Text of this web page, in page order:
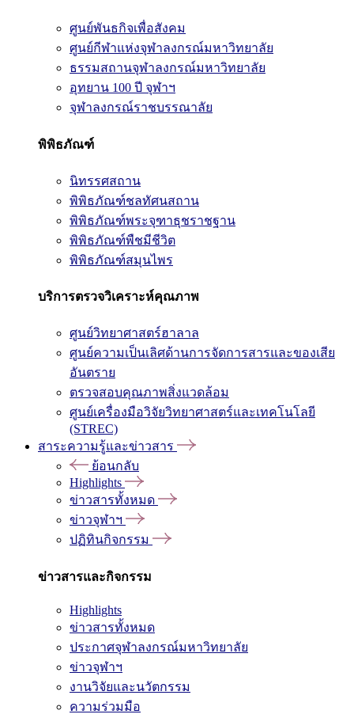
ศูนย์พันธกิจเพื่อสังคม
ศูนย์กีฬาแห่งจุฬาลงกรณ์มหาวิทยาลัย
ธรรมสถานจุฬาลงกรณ์มหาวิทยาลัย
อุทยาน 100 ปี จุฬาฯ
จุฬาลงกรณ์ราชบรรณาลัย
พิพิธภัณฑ์
นิทรรศสถาน
พิพิธภัณฑ์ชลทัศนสถาน
พิพิธภัณฑ์พระจุฑาธุชราชฐาน
พิพิธภัณฑ์พืชมีชีวิต
พิพิธภัณฑ์สมุนไพร
บริการตรวจวิเคราะห์คุณภาพ
ศูนย์วิทยาศาสตร์ฮาลาล
ศูนย์ความเป็นเลิศด้านการจัดการสารและของเสีย
อันตราย
ตรวจสอบคุณภาพสิ่งแวดล้อม
ศูนย์เครื่องมือวิจัยวิทยาศาสตร์และเทคโนโลยี
(STREC)
สาระความรู้และข่าวสาร
ย้อนกลับ
Highlights
ข่าวสารทั้งหมด
ข่าวจุฬาฯ
ปฏิทินกิจกรรม
ข่าวสารและกิจกรรม
Highlights
ข่าวสารทั้งหมด
ประกาศจุฬาลงกรณ์มหาวิทยาลัย
ข่าวจุฬาฯ
งานวิจัยและนวัตกรรม
ความร่วมมือ